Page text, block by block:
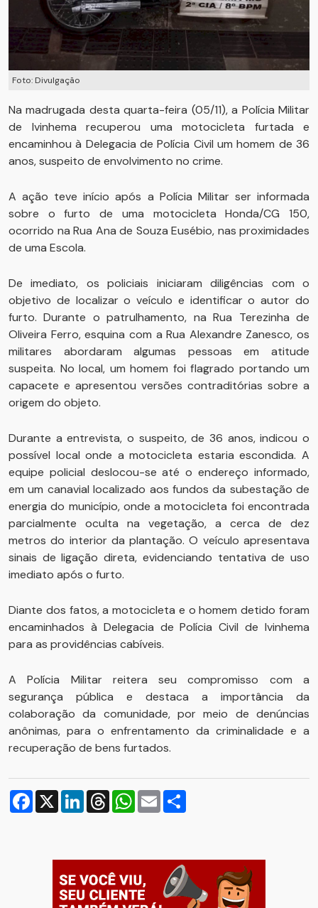
Foto: Divulgação
Na madrugada desta quarta-feira (05/11), a Polícia Militar
de Ivinhema recuperou uma motocicleta furtada e
encaminhou à Delegacia de Polícia Civil um homem de 36
anos, suspeito de envolvimento no crime.
A ação teve início após a Polícia Militar ser informada
sobre o furto de uma motocicleta Honda/CG 150,
ocorrido na Rua Ana de Souza Eusébio, nas proximidades
de uma Escola.
De imediato, os policiais iniciaram diligências com o
objetivo de localizar o veículo e identificar o autor do
furto. Durante o patrulhamento, na Rua Terezinha de
Oliveira Ferro, esquina com a Rua Alexandre Zanesco, os
militares abordaram algumas pessoas em atitude
suspeita. No local, um homem foi flagrado portando um
capacete e apresentou versões contraditórias sobre a
origem do objeto.
Durante a entrevista, o suspeito, de 36 anos, indicou o
possível local onde a motocicleta estaria escondida. A
equipe policial deslocou-se até o endereço informado,
em um canavial localizado aos fundos da subestação de
energia do município, onde a motocicleta foi encontrada
parcialmente oculta na vegetação, a cerca de dez
metros do interior da plantação. O veículo apresentava
sinais de ligação direta, evidenciando tentativa de uso
imediato após o furto.
Diante dos fatos, a motocicleta e o homem detido foram
encaminhados à Delegacia de Polícia Civil de Ivinhema
para as providências cabíveis.
A Polícia Militar reitera seu compromisso com a
segurança pública e destaca a importância da
colaboração da comunidade, por meio de denúncias
anônimas, para o enfrentamento da criminalidade e a
recuperação de bens furtados.
Facebook
X LinkedInThreadsWhatsApp
Email